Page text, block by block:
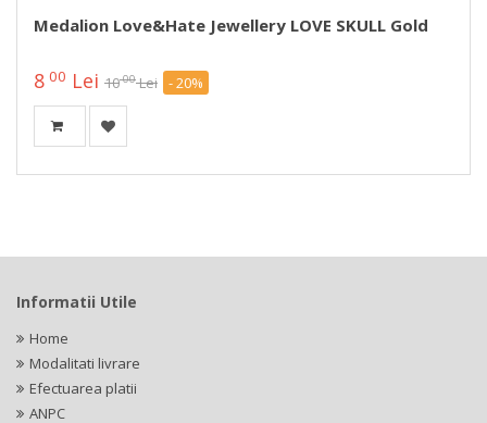
Medalion Love&Hate Jewellery LOVE SKULL Gold
8 00 Lei 1000 Lei - 20%
Informatii Utile
Home
Modalitati livrare
Efectuarea platii
ANPC